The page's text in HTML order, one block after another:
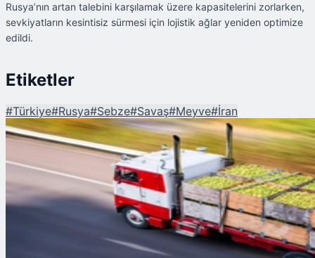
Rusya’nın artan talebini karşılamak üzere kapasitelerini zorlarken,
sevkiyatların kesintisiz sürmesi için lojistik ağlar yeniden optimize
edildi.
Etiketler
#Türkiye#Rusya#Sebze#Savaş#Meyve#İran
Rusya, Sebze Tedarikini İran Yerine Artık Türkiye'den Karşılıyor!